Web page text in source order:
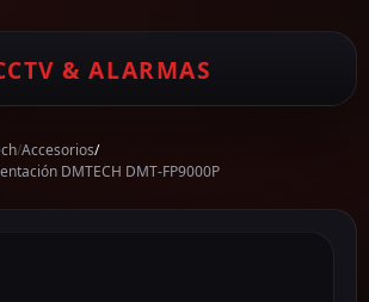
& ALARMAS
/Accesorios/
DMTECH DMT-FP9000P